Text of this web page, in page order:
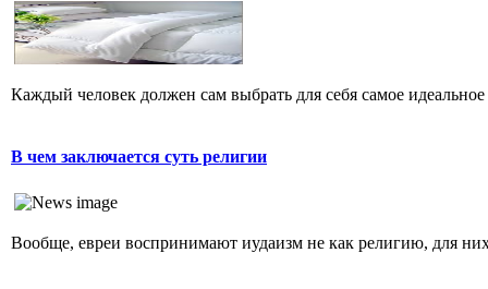
Каждый человек должен сам выбрать для себя самое
В чем заключается суть религии
Вообще, евреи воспринимают иудаизм не как религию, для